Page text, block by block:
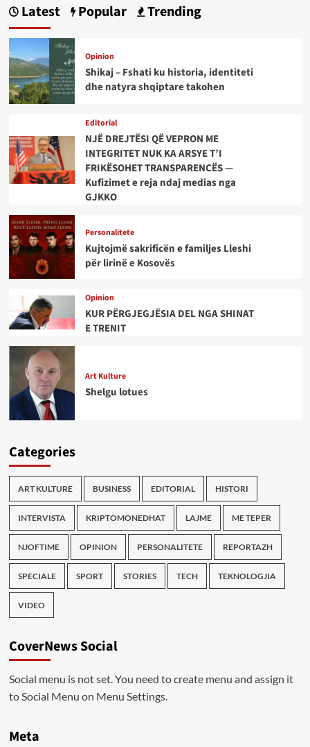
Latest Popular Trending
Opinion
Shikaj – Fshati ku historia, identiteti
dhe natyra shqiptare takohen
Editorial
NJË DREJTËSI QË VEPRON ME
INTEGRITET NUK KA ARSYE T’I
FRIKËSOHET TRANSPARENCËS —
Kufizimet e reja ndaj medias nga
GJKKO
Personalitete
Kujtojmë sakrificën e familjes Lleshi
për lirinë e Kosovës
Opinion
KUR PËRGJEGJËSIA DEL NGA SHINAT
E TRENIT
Art Kulture
Shelgu lotues
Categories
ART KULTURE BUSINESS EDITORIAL HISTORI
INTERVISTA KRIPTOMONEDHAT LAJME ME TEPER
NJOFTIME OPINION PERSONALITETE REPORTAZH
SPECIALE SPORT STORIES TECH TEKNOLOGJIA
VIDEO
CoverNews Social
Social menu is not set. You need to create menu and assign it
to Social Menu on Menu Settings.
Meta